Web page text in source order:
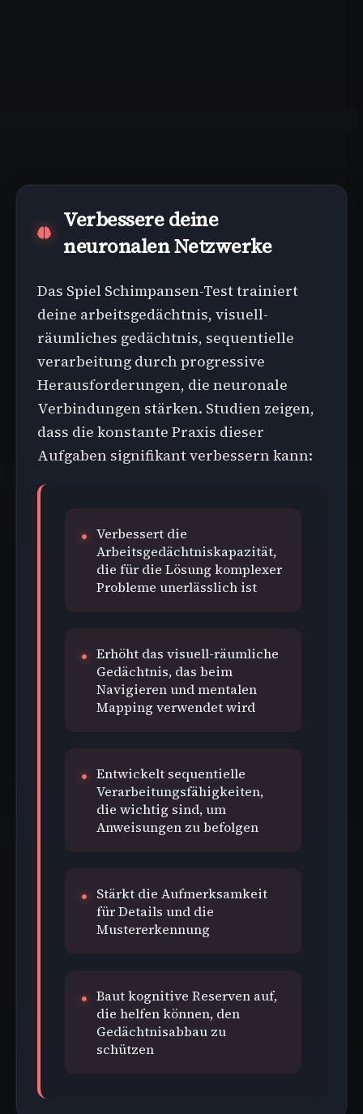
Verbessere deine
neuronalen Netzwerke
Das Spiel Schimpansen-Test trainiert
deine arbeitsgedächtnis, visuell-
räumliches gedächtnis, sequentielle
verarbeitung durch progressive
Herausforderungen, die neuronale
Verbindungen stärken. Studien zeigen,
dass die konstante Praxis dieser
Aufgaben signifikant verbessern kann:
Verbessert die
Arbeitsgedächtniskapazität,
die für die Lösung komplexer
Probleme unerlässlich ist
Erhöht das visuell-räumliche
Gedächtnis, das beim
Navigieren und mentalen
Mapping verwendet wird
Entwickelt sequentielle
Verarbeitungsfähigkeiten,
die wichtig sind, um
Anweisungen zu befolgen
Stärkt die Aufmerksamkeit
für Details und die
Mustererkennung
Baut kognitive Reserven auf,
die helfen können, den
Gedächtnisabbau zu
schützen